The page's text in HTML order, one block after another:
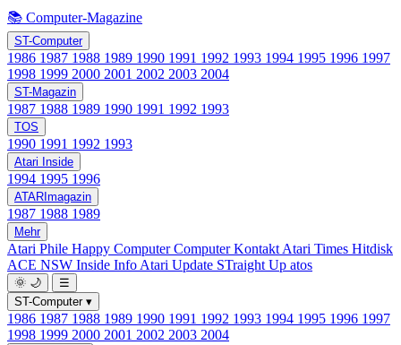
📚 Computer-Magazine
ST-Computer
1986 1987 1988 1989 1990 1991 1992 1993 1994 1995 1996 1997
1998 1999 2000 2001 2002 2003 2004
ST-Magazin
1987 1988 1989 1990 1991 1992 1993
TOS
1990 1991 1992 1993
Atari Inside
1994 1995 1996
ATARImagazin
1987 1988 1989
Mehr
Atari Phile Happy ComputerComputer Kontakt Atari Times Hitdisk
ACE NSW Inside Info Atari Update STraight Up atos
🌞 🌙
☰
ST-Computer ▾
1986 1987 1988 1989 1990 1991 1992 1993 1994 1995 1996 1997
1998 1999 2000 2001 2002 2003 2004